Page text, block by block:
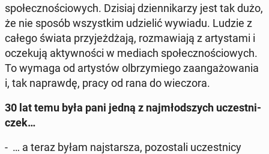
spo­łecz­no­ścio­wych. Dzisiaj dzien­ni­ka­rzy jest tak dużo,
że nie sposób wszyst­kim udzie­lić wywiadu. Ludzie z
całego świata przy­jeż­dża­ją, roz­ma­wia­ją z ar­ty­sta­mi i
ocze­ku­ją ak­tyw­no­ści w mediach spo­łecz­no­ścio­wych.
To wymaga od ar­ty­stów ol­brzy­mie­go za­an­ga­żo­wa­nia
i, tak na­praw­dę, pracy od rana do wie­czo­ra.
30 lat temu była pani jedną z naj­młod­szych uczest­ni­
czek…
- … a teraz byłam naj­star­sza, po­zo­sta­li uczest­ni­cy